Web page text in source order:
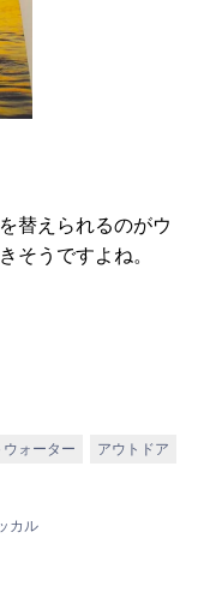
替えられるのがウ
そうですよね。
ウォーター アウトドア
カル